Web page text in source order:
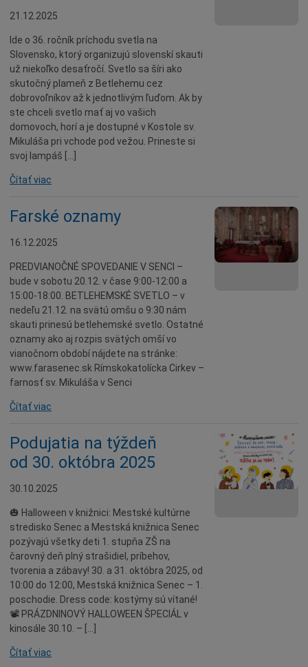
21.12.2025
Ide o 36. ročník príchodu svetla na
Slovensko, ktorý organizujú slovenskí skauti
už niekoľko desaťročí. Svetlo sa šíri ako
skutočný plameň z Betlehemu cez
dobrovoľníkov až k jednotlivým ľuďom. Ak by
ste chceli svetlo mať aj vo vašich
domovoch, horí a je dostupné v Kostole sv.
Mikuláša pri vchode pod vežou. Prineste si
svoj lampáš […]
Čítať viac
Farské oznamy
16.12.2025
PREDVIANOČNÉ SPOVEDANIE V SENCI –
bude v sobotu 20.12. v čase 9:00-12:00 a
15:00-18:00. BETLEHEMSKÉ SVETLO – v
nedeľu 21.12. na svätú omšu o 9:30 nám
skauti prinesú betlehemské svetlo. Ostatné
oznamy ako aj rozpis svätých omší vo
vianočnom období nájdete na stránke:
www.farasenec.sk Rímskokatolícka Cirkev –
farnosť sv. Mikuláša v Senci
Čítať viac
Podujatia na týždeň
od 30. októbra 2025
30.10.2025
🎃 Halloween v knižnici: Mestské kultúrne
stredisko Senec a Mestská knižnica Senec
pozývajú všetky deti 1. stupňa ZŠ na
čarovný deň plný strašidiel, príbehov,
tvorenia a zábavy! 30. a 31. októbra 2025, od
10:00 do 12:00, Mestská knižnica Senec – 1.
poschodie. Dress code: kostýmy sú vítané!
📽 PRÁZDNINOVÝ HALLOWEEN ŠPECIÁL v
kinosále 30.10. – […]
Čítať viac